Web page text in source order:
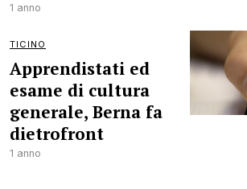
1 anno
TICINO
Apprendistati ed
esame di cultura
generale, Berna fa
dietrofront
1 anno